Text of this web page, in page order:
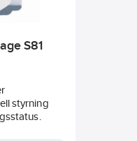
S81
styrning